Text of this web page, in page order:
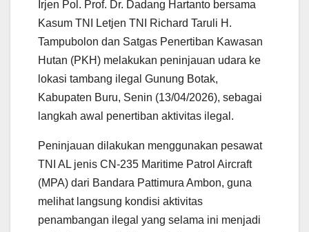
Irjen Pol. Prof. Dr. Dadang Hartanto bersama
Kasum TNI Letjen TNI Richard Taruli H.
Tampubolon dan Satgas Penertiban Kawasan
Hutan (PKH) melakukan peninjauan udara ke
lokasi tambang ilegal Gunung Botak,
Kabupaten Buru, Senin (13/04/2026), sebagai
langkah awal penertiban aktivitas ilegal.
Peninjauan dilakukan menggunakan pesawat
TNI AL jenis CN-235 Maritime Patrol Aircraft
(MPA) dari Bandara Pattimura Ambon, guna
melihat langsung kondisi aktivitas
penambangan ilegal yang selama ini menjadi